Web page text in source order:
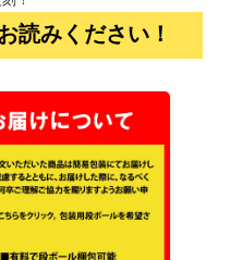
読みください！